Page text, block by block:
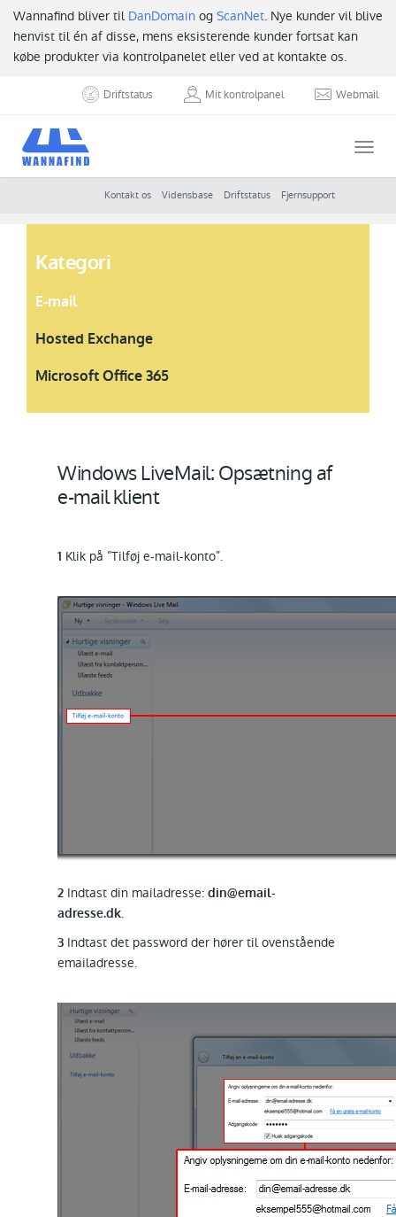
Wannafind bliver til DanDomain og ScanNet. Nye kunder vil blive
henvist til én af disse, mens eksisterende kunder fortsat kan
købe produkter via kontrolpanelet eller ved at kontakte os.
Driftstatus Mit kontrolpanel Webmail
Kontakt os Vidensbase Driftstatus Fjernsupport
Kategori
E-mail
Hosted Exchange
Microsoft Office 365
Windows LiveMail: Opsætning af
e-mail klient
1 Klik på ”Tilføj e-mail-konto”.
2 Indtast din mailadresse: din@email-
adresse.dk.
3 Indtast det password der hører til ovenstående
emailadresse.